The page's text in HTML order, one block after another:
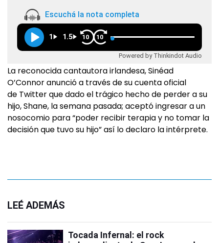
Escuchá la nota completa
1 1.5 10 10
Powered by Thinkindot Audio
La reconocida cantautora irlandesa, Sinéad
O’Connor anunció a través de su cuenta oficial
de Twitter que dado el trágico hecho de perder a su
hijo, Shane, la semana pasada; aceptó ingresar a un
nosocomio para “poder recibir terapia y no tomar la
decisión que tuvo su hijo” así lo declaro la intérprete.
LEÉ ADEMÁS
Tocada Infernal: el rock